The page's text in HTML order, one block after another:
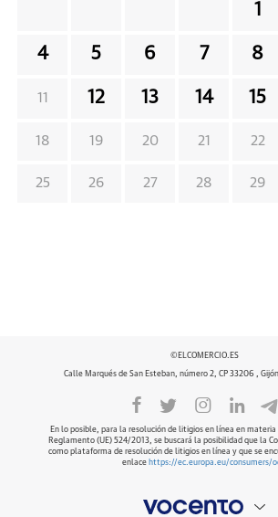
1
4 5 6 7 8
11 12 13 14 15
18 19 20 21 22
25 26 27 28 29
©ELCOMERCIO.ES
Calle Marqués de San Esteban, número 2, CP 33206 ,
En lo posible, para la resolución de litigios en línea en materia
Reglamento (UE) 524/2013, se buscará la posibilidad que la
como plataforma de resolución de litigios en línea y que se
enlace https://ec.europa.eu/consumers/